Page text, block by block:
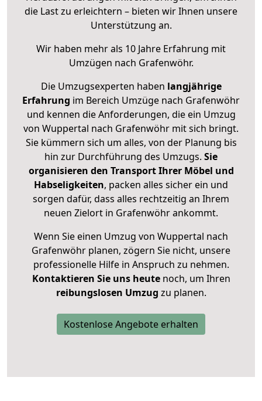
die Last zu erleichtern – bieten wir Ihnen unsere
Unterstützung an.
Wir haben mehr als 10 Jahre Erfahrung mit
Umzügen nach Grafenwöhr.
Die Umzugsexperten haben langjährige
Erfahrung im Bereich Umzüge nach Grafenwöhr
und kennen die Anforderungen, die ein Umzug
von Wuppertal nach Grafenwöhr mit sich bringt.
Sie kümmern sich um alles, von der Planung bis
hin zur Durchführung des Umzugs. Sie
organisieren den Transport Ihrer Möbel und
Habseligkeiten, packen alles sicher ein und
sorgen dafür, dass alles rechtzeitig an Ihrem
neuen Zielort in Grafenwöhr ankommt.
Wenn Sie einen Umzug von Wuppertal nach
Grafenwöhr planen, zögern Sie nicht, unsere
professionelle Hilfe in Anspruch zu nehmen.
Kontaktieren Sie uns heutenoch, um Ihren
reibungslosen Umzug zu planen.
Kostenlose Angebote erhalten